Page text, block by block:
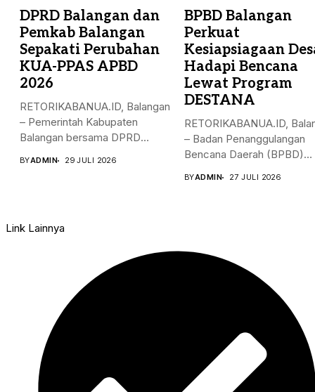
DPRD Balangan dan
Pemkab Balangan
Sepakati Perubahan
KUA-PPAS APBD
2026
RETORIKABANUA.ID, Balangan
– Pemerintah Kabupaten
Balangan bersama DPRD
BYADMIN 29 JULI 2026
BPBD Balangan
Perkuat
Kesiapsiagaan
Hadapi Bencana
Lewat Program
DESTANA
RETORIKABANUA.ID,
– Badan Penanggulangan
Bencana Daerah (BPBD)
BYADMIN 27 JULI 2026
Link Lainnya